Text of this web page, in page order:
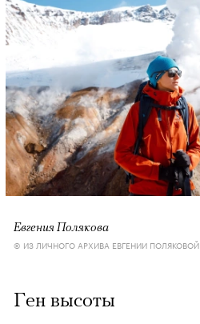
Евгения Полякова
© ИЗ ЛИЧНОГО АРХИВА ЕВГЕНИИ ПОЛЯКОВОЙ
Ген высоты